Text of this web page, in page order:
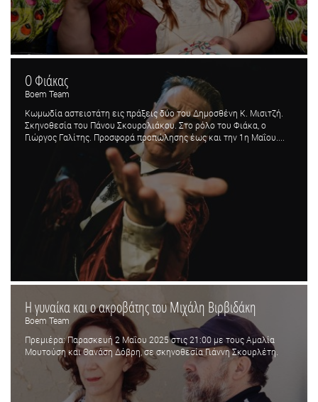
Ο Φιάκας
Boem Team
Κωμωδία αστειοτάτη εις πράξεις δύο του Δημοσθένη Κ. Μισιτζή.
Σκηνοθεσία του Πάνου Σκουρολιάκου. Στο ρόλο του Φιάκα, ο
Γιώργος Γαλίτης. Προσφορά προπώλησης έως και την 1η Μαΐου....
Η γυναίκα και ο ακροβάτης του Μιχάλη Βιρβιδάκη
Boem Team
Πρεμιέρα: Παρασκευή 2 Μαΐου 2025 στις 21:00 με τους Αμαλία
Μουτούση και Θανάση Δόβρη, σε σκηνοθεσία Γιάννη Σκουρλέτη.